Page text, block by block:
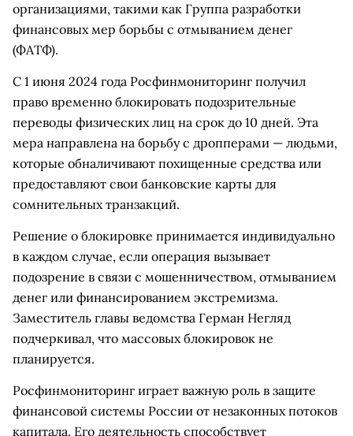
организациями, такими как Группа разработки
финансовых мер борьбы с отмыванием денег
(ФАТФ).
С 1 июня 2024 года Росфинмониторинг получил
право временно блокировать подозрительные
переводы физических лиц на срок до 10 дней. Эта
мера направлена на борьбу с дропперами — людьми,
которые обналичивают похищенные средства или
предоставляют свои банковские карты для
сомнительных транзакций.
Решение о блокировке принимается индивидуально
в каждом случае, если операция вызывает
подозрение в связи с мошенничеством, отмыванием
денег или финансированием экстремизма.
Заместитель главы ведомства Герман Негляд
подчеркивал, что массовых блокировок не
планируется.
Росфинмониторинг играет важную роль в защите
финансовой системы России от незаконных потоков
капитала. Его деятельность способствует